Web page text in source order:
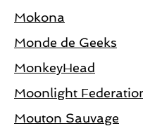
Mokona
Monde de Geeks
MonkeyHead
Moonlight
Mouton Sauvage